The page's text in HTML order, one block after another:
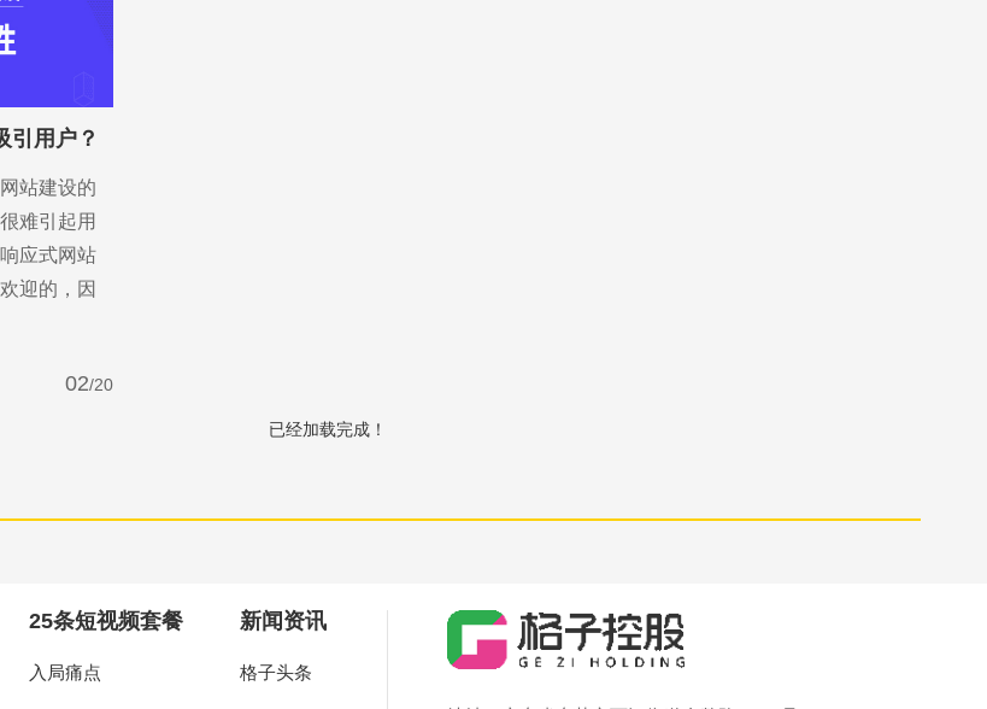
引用户？
站建设的
难引起用
应式网站
迎的，因
02/20
已经加载完成！
25条短视频套餐
入局痛点
新闻资讯
格子头条
业打造高端营销型网站。
售后咨询
售前咨询